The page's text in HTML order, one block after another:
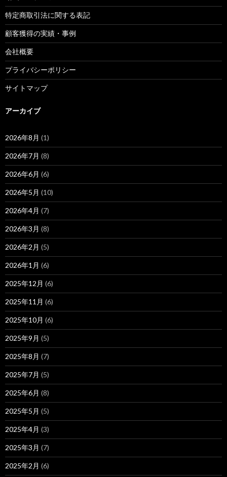
特定商取引法に関する表記
顧客獲得の実績・事例
会社概要
プライバシーポリシー
サイトマップ
アーカイブ
2026年8月 (1)
2026年7月 (8)
2026年6月 (6)
2026年5月 (10)
2026年4月 (7)
2026年3月 (8)
2026年2月 (5)
2026年1月 (6)
2025年12月 (6)
2025年11月 (6)
2025年10月 (6)
2025年9月 (5)
2025年8月 (7)
2025年7月 (5)
2025年6月 (8)
2025年5月 (5)
2025年4月 (3)
2025年3月 (7)
2025年2月 (6)